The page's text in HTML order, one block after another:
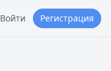
Войти Регистрация